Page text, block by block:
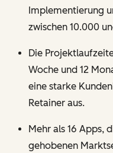
Implementierung
zwischen 10.000
Die
Woche und 12
eine starke
Retainer aus.
Mehr als 16 Apps,
gehobenen